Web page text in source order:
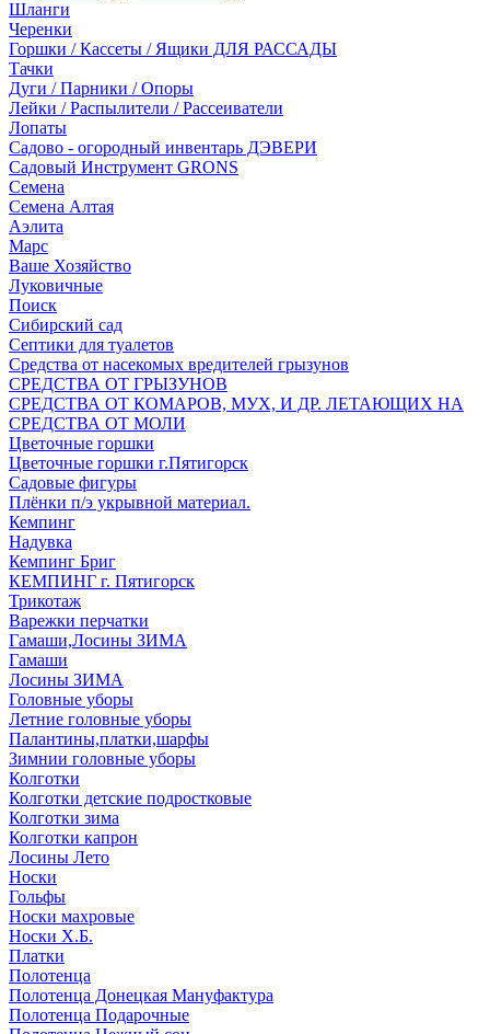
Шланги
Черенки
Горшки / Кассеты / Ящики ДЛЯ РАССАДЫ
Тачки
Дуги / Парники / Опоры
Лейки / Распылители / Рассеиватели
Лопаты
Садово - огородный инвентарь ДЭВЕРИ
Садовый Инструмент GRONS
Семена
Семена Алтая
Аэлита
Марс
Ваше Хозяйство
Луковичные
Поиск
Сибирский сад
Септики для туалетов
Средства от насекомых вредителей грызунов
СPEДСТВА ОТ ГРЫЗУНОВ
СРЕДСТВА ОТ КОМАРОВ, МУХ, И ДР. ЛЕТАЮЩИХ НА
СРЕДСТВА ОТ МОЛИ
Цветочные горшки
Цветочные горшки г.Пятигорск
Садовые фигуры
Плёнки п/э укрывной материал.
Кемпинг
Надувка
Кемпинг Бриг
КЕМПИНГ г. Пятигорск
Трикотаж
Варежки перчатки
Гамаши,Лосины ЗИМА
Гамаши
Лосины ЗИМА
Головные уборы
Летние головные уборы
Палантины,платки,шарфы
Зимнии головные уборы
Колготки
Колготки детские подростковые
Колготки зима
Колготки капрон
Лосины Лето
Носки
Гольфы
Носки махровые
Носки Х.Б.
Платки
Полотенца
Полотенца Донецкая Мануфактура
Полотенца Подарочные